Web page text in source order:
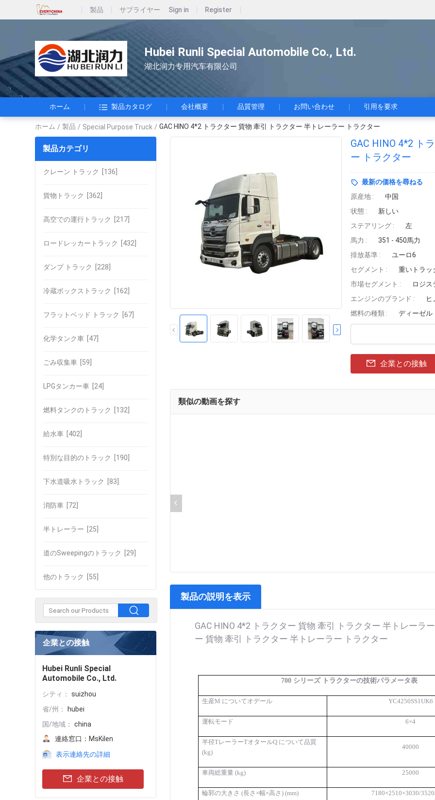
製品 サプライヤー Sign in Register
Hubei Runli Special Automobile Co., Ltd.
湖北润力专用汽车有限公司
ホーム 製品カタログ 会社概要 品質管理 お問い合わせ 引用を要求
ホーム / 製品 / Special Purpose Truck / GAC HINO 4*2 トラクター 貨物 牽引 トラクター 半トレーラー トラクター
製品カテゴリ
クレーン トラック [136]
貨物トラック [362]
高空での運行トラック [217]
ロードレッカートラック [432]
ダンプ トラック [228]
冷蔵ボックストラック [162]
フラットベッド トラック [67]
化学タンク車 [47]
ごみ収集車 [59]
LPGタンカー車 [24]
燃料タンクのトラック [132]
給水車 [402]
特別な目的のトラック [190]
下水道吸水トラック [83]
消防車 [72]
半トレーラー [25]
道のSweepingのトラック [29]
他のトラック [55]
企業との接触
Hubei Runli Special
Automobile Co., Ltd.
シティ：
suizhou
省/州：
hubei
国/地域：
china
連絡窓口： MsKilen
表示連絡先の詳細
企業との接触
GAC HINO 4*2 ト
ー トラクター
最新の価格を尋ねる
原産地 :
中国
状態 :
新しい
ステアリング :
左
馬力 :
351 - 450馬力
排放基準 :
ユーロ6
セグメント :
重いトラッ
市場セグメント :
ロジス
エンジンのブランド :
ヒ
燃料の種類 :
ディーゼル
企業との接触
類似の動画を探す
製品の説明を表示
GAC HINO 4*2 トラクター 貨物 牽引 トラクター 半トレーラ
ー 貨物 牽引 トラクター 半トレーラー トラクター
700 シリーズ トラクターの技術パラメータ表
生産M についてオデール YC4250SS1UK6
運転モード 6×4
半径TレーラーTオタールQ について品質
(kg)
40000
車両総重量 (kg) 25000
輪郭の大きさ (長さ×幅×高さ) (mm) 7180×2510×3030/